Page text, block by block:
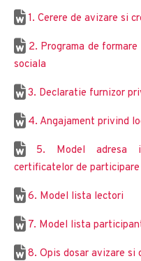
1. Cerere de avizare si
2. Programa de
sociala
3. Declaratie furnizor
4. Angajament privind
5. Model adresa
certificatelor de participare
6. Model lista lectori
7. Model lista
8. Opis dosar avizare si